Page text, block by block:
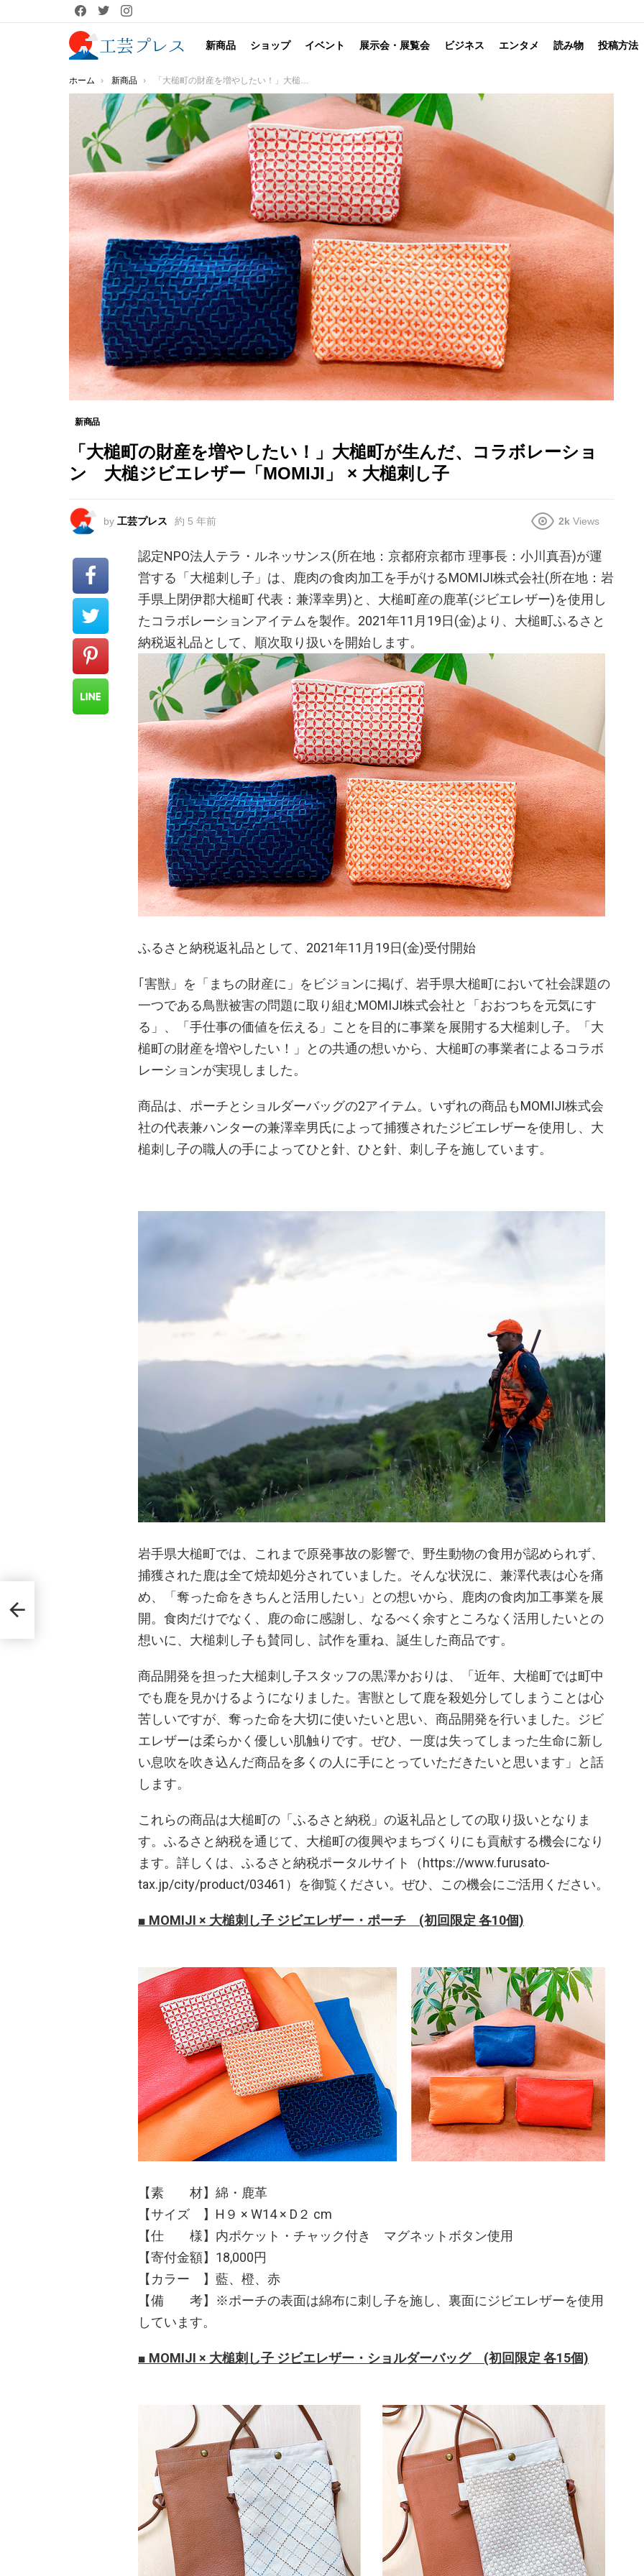
facebooktwitterinstagram
新商品 ショップ イベント 展示会・展覧会 ビジネス エンタメ 読み物 投稿方法
You are here:
ホーム 新商品 「大槌町の財産を増やしたい！」大槌町が生んだ、コラボレーション 大槌ジビエレザー「MOMIJI」 × 大槌刺し子
新商品
「大槌町の財産を増やしたい！」大槌町が生んだ、コラボレーショ
ン 大槌ジビエレザー「MOMIJI」 × 大槌刺し子
by 工芸プレス 約 5 年前 2k Views
認定NPO法人テラ・ルネッサンス(所在地：京都府京都市 理事長：小川真吾)が運
営する「大槌刺し子」は、鹿肉の食肉加工を手がけるMOMIJI株式会社(所在地：岩
手県上閉伊郡大槌町 代表：兼澤幸男)と、大槌町産の鹿革(ジビエレザー)を使用し
たコラボレーションアイテムを製作。2021年11月19日(金)より、大槌町ふるさと
納税返礼品として、順次取り扱いを開始します。
ふるさと納税返礼品として、2021年11月19日(金)受付開始
｢害獣」を「まちの財産に」をビジョンに掲げ、岩手県大槌町において社会課題の
一つである鳥獣被害の問題に取り組むMOMIJI株式会社と「おおつちを元気にす
る」、「手仕事の価値を伝える」ことを目的に事業を展開する大槌刺し子。「大
槌町の財産を増やしたい！」との共通の想いから、大槌町の事業者によるコラボ
レーションが実現しました。
商品は、ポーチとショルダーバッグの2アイテム。いずれの商品もMOMIJI株式会
社の代表兼ハンターの兼澤幸男氏によって捕獲されたジビエレザーを使用し、大
槌刺し子の職人の手によってひと針、ひと針、刺し子を施しています。
岩手県大槌町では、これまで原発事故の影響で、野生動物の食用が認められず、
捕獲された鹿は全て焼却処分されていました。そんな状況に、兼澤代表は心を痛
め、「奪った命をきちんと活用したい」との想いから、鹿肉の食肉加工事業を展
開。食肉だけでなく、鹿の命に感謝し、なるべく余すところなく活用したいとの
想いに、大槌刺し子も賛同し、試作を重ね、誕生した商品です。
商品開発を担った大槌刺し子スタッフの黒澤かおりは、「近年、大槌町では町中
でも鹿を見かけるようになりました。害獣として鹿を殺処分してしまうことは心
苦しいですが、奪った命を大切に使いたいと思い、商品開発を行いました。ジビ
エレザーは柔らかく優しい肌触りです。ぜひ、一度は失ってしまった生命に新し
い息吹を吹き込んだ商品を多くの人に手にとっていただきたいと思います」と話
します。
これらの商品は大槌町の「ふるさと納税」の返礼品としての取り扱いとなりま
す。ふるさと納税を通じて、大槌町の復興やまちづくりにも貢献する機会になり
ます。詳しくは、ふるさと納税ポータルサイト（https://www.furusato-
tax.jp/city/product/03461）を御覧ください。ぜひ、この機会にご活用ください。
■ MOMIJI × 大槌刺し子 ジビエレザー・ポーチ (初回限定 各10個)
【素 材】綿・鹿革
【サイズ 】H９ × W14 × D２ cm
【仕 様】内ポケット・チャック付き マグネットボタン使用
【寄付金額】18,000円
【カラー 】藍、橙、赤
【備 考】※ポーチの表面は綿布に刺し子を施し、裏面にジビエレザーを使用
しています。
■ MOMIJI × 大槌刺し子 ジビエレザー・ショルダーバッグ (初回限定 各15個)
裕